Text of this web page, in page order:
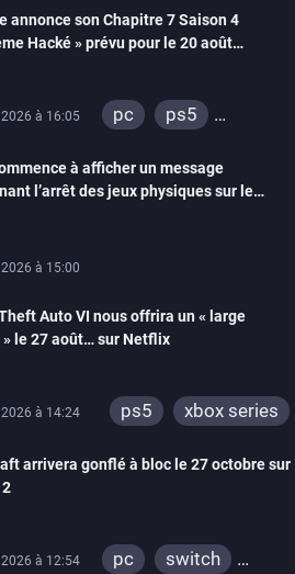
switch 2
annonce son Chapitre 7 Saison 4
Hacké » prévu pour le 20 août
à 16:05 pc
ps5
switch
ios
android
ps4
à afficher un message
l’arrêt des jeux physiques sur le
à 15:00
Auto VI nous offrira un « large
» le 27 août… sur Netflix
à 14:24 ps5 xbox series
arrivera gonflé à bloc le 27 octobre sur
à 12:54 pc
switch